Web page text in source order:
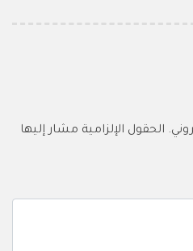
الحقول الإلزامية مشار إليها